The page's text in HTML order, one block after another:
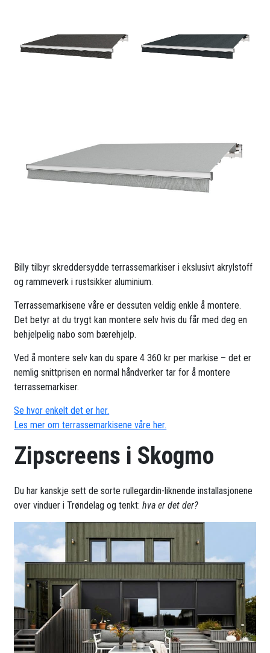
Billy tilbyr skreddersydde terrassemarkiser i ekslusivt akrylstoff
og rammeverk i rustsikker aluminium.
Terrassemarkisene våre er dessuten veldig enkle å montere.
Det betyr at du trygt kan montere selv hvis du får med deg en
behjelpelig nabo som bærehjelp.
Ved å montere selv kan du spare 4 360 kr per markise – det er
nemlig snittprisen en normal håndverker tar for å montere
terrassemarkiser.
Se hvor enkelt det er her.
Les mer om terrassemarkisene våre her.
Zipscreens i Skogmo
Du har kanskje sett de sorte rullegardin-liknende installasjonene
over vinduer i Trøndelag og tenkt:hva er det der?